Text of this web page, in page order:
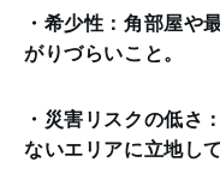
・希少性：角部屋や
がりづらいこと。
・災害リスクの低さ
ないエリアに立地し